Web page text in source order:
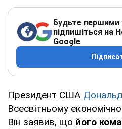
Будьте першими
підпишіться на
Google
Президент США
Всесвітньому
Він заявив, що його